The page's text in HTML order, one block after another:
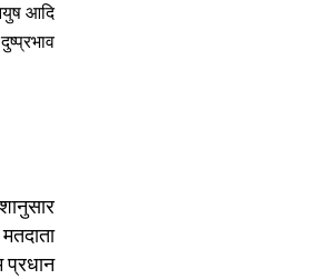
आदि
प्रधान